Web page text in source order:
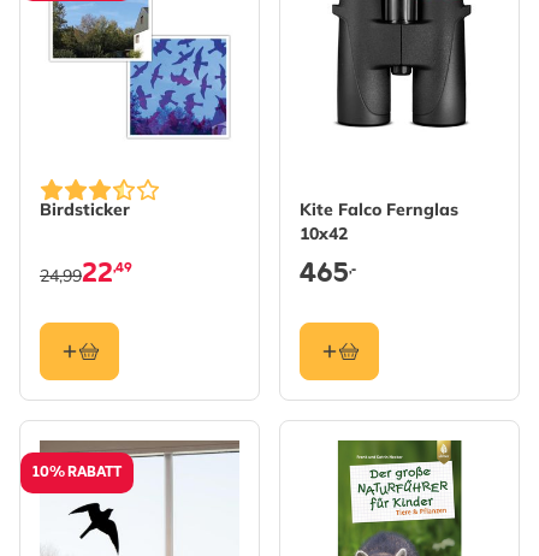
Birdsticker
22,49
24,99
Kite Falco Fernglas
10x42
465,-
10% RABATT